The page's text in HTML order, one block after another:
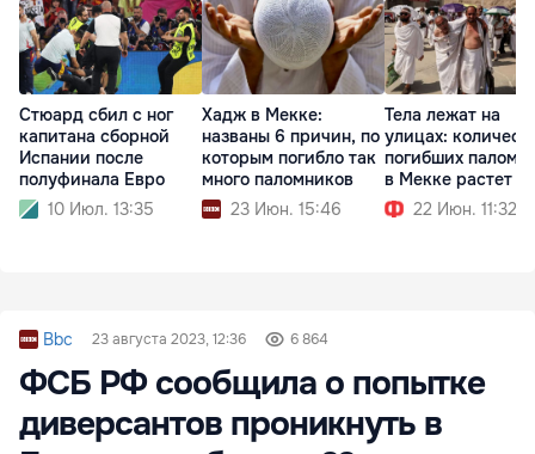
Стюард сбил с ног
капитана сборной
Испании после
полуфинала Евро
10 Июл. 13:35
Хадж в Мекке:
названы 6 причин, по
которым погибло так
много паломников
23 Июн. 15:46
Тела лежат на
улицах:
погибших
в Мекке растет
22 Июн. 11:32
Bbc 23 августа 2023, 12:36 6 864
ФСБ РФ сообщила о попытке
диверсантов проникнуть в